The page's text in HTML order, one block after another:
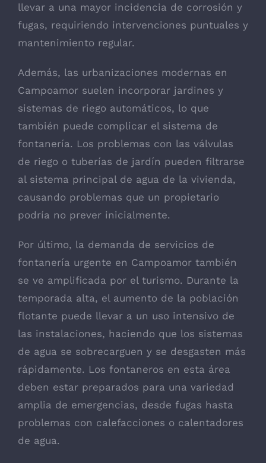
llevar a una mayor incidencia de corrosión y
fugas, requiriendo intervenciones puntuales y
mantenimiento regular.
Además, las urbanizaciones modernas en
Campoamor suelen incorporar jardines y
sistemas de riego automáticos, lo que
también puede complicar el sistema de
fontanería. Los problemas con las válvulas
de riego o tuberías de jardín pueden filtrarse
al sistema principal de agua de la vivienda,
causando problemas que un propietario
podría no prever inicialmente.
Por último, la demanda de servicios de
fontanería urgente en Campoamor también
se ve amplificada por el turismo. Durante la
temporada alta, el aumento de la población
flotante puede llevar a un uso intensivo de
las instalaciones, haciendo que los sistemas
de agua se sobrecarguen y se desgasten más
rápidamente. Los fontaneros en esta área
deben estar preparados para una variedad
amplia de emergencias, desde fugas hasta
problemas con calefacciones o calentadores
de agua.